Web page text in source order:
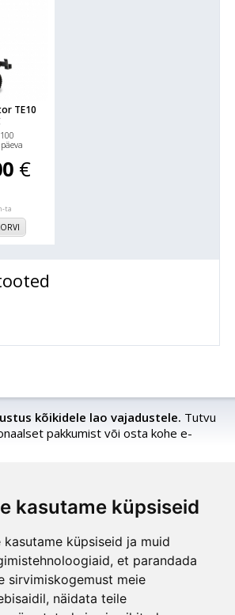
kasutame küpsiseid
kasutame küpsiseid ja muid
et parandada
sirvimiskogemust meie
näidata teile
TE10
€
ta
kõikidele lao vajadustele. Tutvu
pakkumist või osta kohe e-
Kaubaaluste riiul, Rehviriiul,
Riidekapp, Kontorikapp,
Laomööbel, PVC kardinad, Metallist
Ratastaburetid, ESD tool